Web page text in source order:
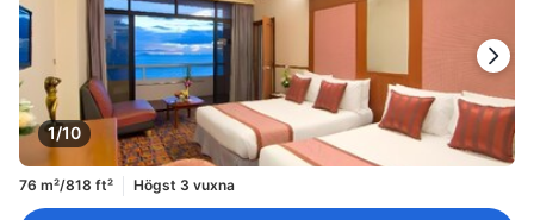
1/10
76 m²/818 ft² Högst 3 vuxna